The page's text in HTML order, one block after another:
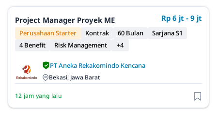
Project Manager Proyek ME Rp 6 jt - 9 jt
Perusahaan Starter Kontrak 60 Bulan
Sarjana S1
4 Benefit
Risk Management +4
PT Aneka Rekakomindo Kencana
Bekasi, Jawa Barat
12 jam yang lalu